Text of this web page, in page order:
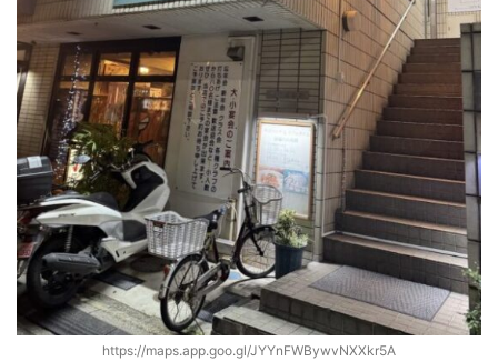
https://maps.app.goo.gl/JYYnFWBywvNXXkr5A